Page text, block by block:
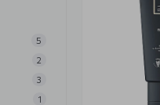
5
2
3
1